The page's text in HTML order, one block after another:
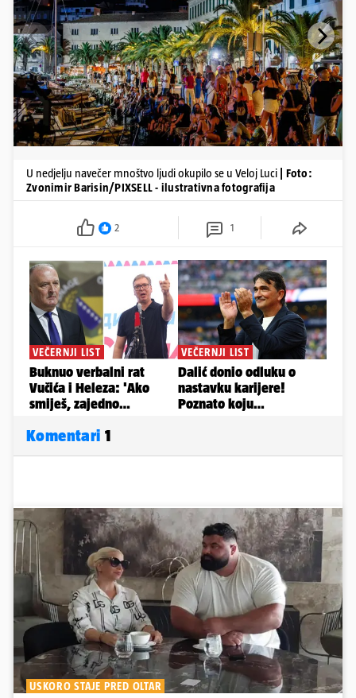
U nedjelju navečer mnoštvo ljudi okupilo se u Veloj Luci
| Foto:
Zvonimir Barisin/PIXSELL - ilustrativna fotografija
2 1
Komentari 1
USKORO STAJE PRED OLTAR